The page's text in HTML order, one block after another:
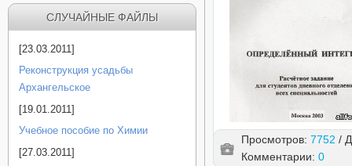
Просмотров: 7752 /
Комментарии: 0
СЛУЧАЙНЫЕ ФАЙЛЫ
[23.03.2011]
Реконструкция усадьбы
Архангельское
[19.01.2011]
Учебное пособие по Химии
[27.03.2011]